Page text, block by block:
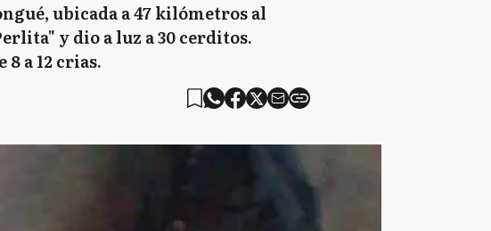
ubicada a 47 kilómetros al
y dio a luz a 30 cerditos.
a 12 crias.